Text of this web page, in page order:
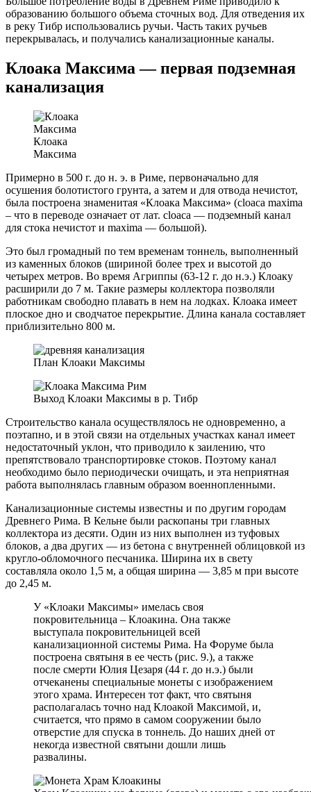
образованию большого объема сточных вод. Для отведения их
в реку Тибр использовались ручьи. Часть таких ручьев
перекрывалась, и получались канализационные каналы.
Клоака Максима — первая подземная
канализация
Клоака
Максима
Примерно в 500 г. до н. э. в Риме, первоначально для
осушения болотистого грунта, а затем и для отвода нечистот,
была построена знаменитая «Клоака Максима» (cloaca maxima
– что в переводе означает от лат. cloaca — подземный канал
для стока нечистот и maxima — большой).
Это был громадный по тем временам тоннель, выполненный
из каменных блоков (шириной более трех и высотой до
четырех метров. Во время Агриппы (63-12 г. до н.э.) Клоаку
расширили до 7 м. Такие размеры коллектора позволяли
работникам свободно плавать в нем на лодках. Клоака имеет
плоское дно и сводчатое перекрытие. Длина канала составляет
приблизительно 800 м.
План Клоаки Максимы
Выход Клоаки Максимы в р. Тибр
Строительство канала осуществлялось не одновременно, а
поэтапно, и в этой связи на отдельных участках канал имеет
недостаточный уклон, что приводило к заилению, что
препятствовало транспортировке стоков. Поэтому канал
необходимо было периодически очищать, и эта неприятная
работа выполнялась главным образом военнопленными.
Канализационные системы известны и по другим городам
Древнего Рима. В Кельне были раскопаны три главных
коллектора из десяти. Один из них выполнен из туфовых
блоков, а два других — из бетона с внутренней облицовкой из
кругло-обломочного песчаника. Ширина их в свету
составляла около 1,5 м, а общая ширина — 3,85 м при высоте
до 2,45 м.
У «Клоаки Максимы» имелась своя
покровительница – Клоакина. Она также
выступала покровительницей всей
канализационной системы Рима. На Форуме была
построена святыня в ее честь (рис. 9.), а также
после смерти Юлия Цезаря (44 г. до н.э.) были
отчеканены специальные монеты с изображением
этого храма. Интересен тот факт, что святыня
располагалась точно над Клоакой Максимой, и,
считается, что прямо в самом сооружении было
отверстие для спуска в тоннель. До наших дней от
некогда известной святыни дошли лишь
развалины.